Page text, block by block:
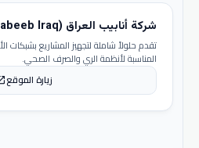
شركة أنابيب العراق (Anabeeb Iraq)
تقدم حلولاً شاملة لتجهيز المشاريع بشبكات
المناسبة لأنظمة الري والصرف الصحي.
زيارة الموقع